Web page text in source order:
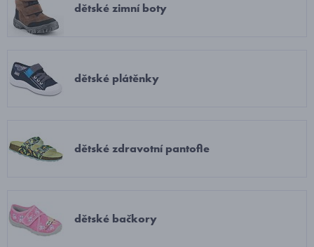
dětské zimní boty
dětské plátěnky
dětské zdravotní pantofle
dětské bačkory